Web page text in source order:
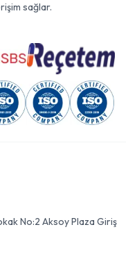
sağlar.
No:2 Aksoy Plaza Giriş